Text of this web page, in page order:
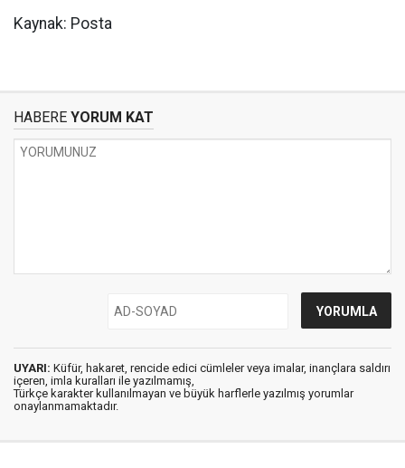
Kaynak: Posta
HABERE YORUM KAT
UYARI: Küfür, hakaret, rencide edici cümleler veya imalar, inançlara saldırı
içeren, imla kuralları ile yazılmamış,
Türkçe karakter kullanılmayan ve büyük harflerle yazılmış yorumlar
onaylanmamaktadır.